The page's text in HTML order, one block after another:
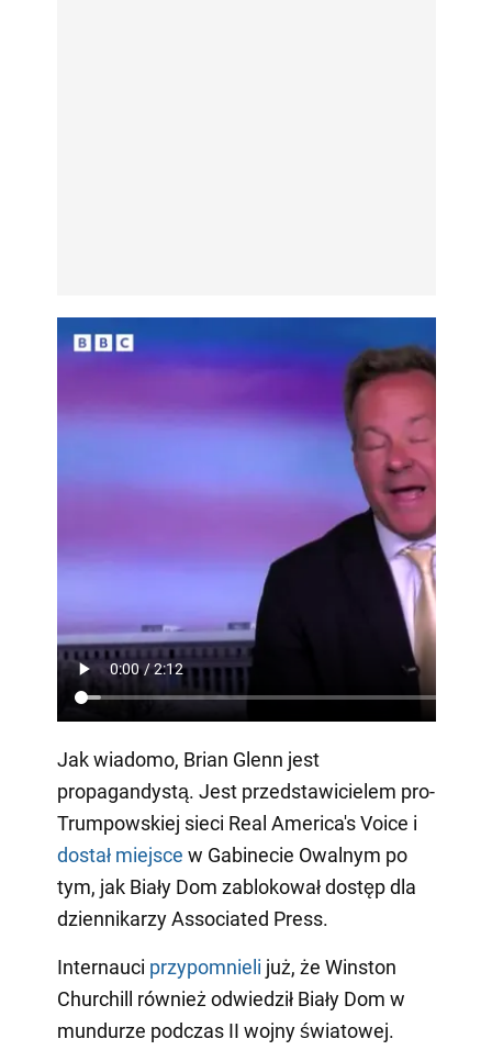
Jak wiadomo, Brian Glenn jest
propagandystą. Jest przedstawicielem pro-
Trumpowskiej sieci Real America's Voice i
dostał miejsce w Gabinecie Owalnym po
tym, jak Biały Dom zablokował dostęp dla
dziennikarzy Associated Press.
Internauci przypomnieli już, że Winston
Churchill również odwiedził Biały Dom w
mundurze podczas II wojny światowej.